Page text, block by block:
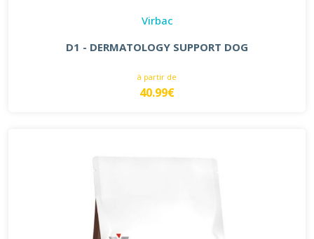
Virbac
D1 - DERMATOLOGY SUPPORT DOG
à partir de
40.99€